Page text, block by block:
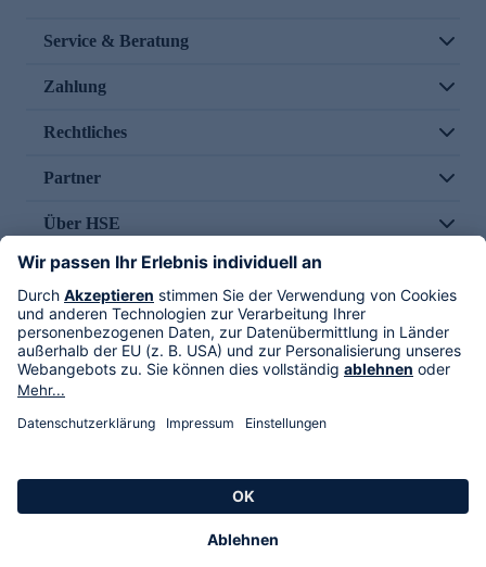
Service & Beratung
Zahlung
Rechtliches
Partner
Über HSE
Im TV
HSE International